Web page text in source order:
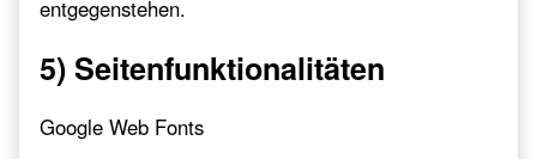
entgegenstehen.
5) Seitenfunktionalitäten
Google Web Fonts